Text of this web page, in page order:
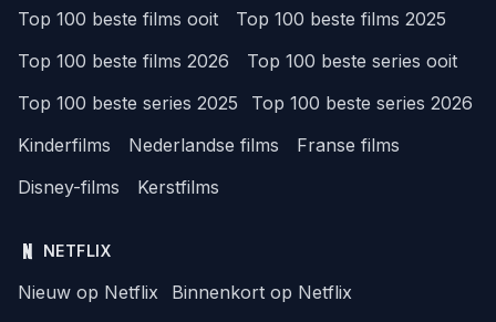
Top 100 beste films ooit
Top 100 beste films 2025
Top 100 beste films 2026
Top 100 beste series ooit
Top 100 beste series 2025
Top 100 beste series 2026
Kinderfilms
Nederlandse films
Franse films
Disney-films
Kerstfilms
NETFLIX
Nieuw op Netflix
Binnenkort op Netflix